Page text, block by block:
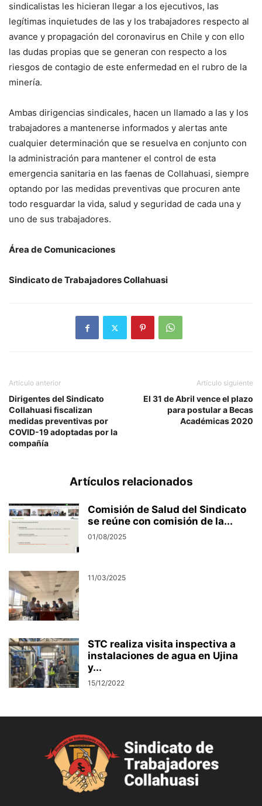
sindicalistas les hicieran llegar a los ejecutivos, las
legítimas inquietudes de las y los trabajadores respecto al
avance y propagación del coronavirus en Chile y con ello
las dudas propias que se generan con respecto a los
riesgos de contagio de este enfermedad en el rubro de la
minería.
Ambas dirigencias sindicales, hacen un llamado a las y los
trabajadores a mantenerse informados y alertas ante
cualquier determinación que se resuelva en conjunto con
la administración para mantener el control de esta
emergencia sanitaria en las faenas de Collahuasi, siempre
optando por las medidas preventivas que procuren ante
todo resguardar la vida, salud y seguridad de cada una y
uno de sus trabajadores.
Área de Comunicaciones
Sindicato de Trabajadores Collahuasi
Artículo anterior
Dirigentes del Sindicato
Collahuasi fiscalizan
medidas preventivas por
COVID-19 adoptadas por la
compañía
Artículo siguiente
El 31 de Abril vence el plazo
para postular a Becas
Académicas 2020
Artículos relacionados
Comisión de Salud del Sindicato
se reúne con comisión de la...
01/08/2025
11/03/2025
STC realiza visita inspectiva a
instalaciones de agua en Ujina
y...
15/12/2022